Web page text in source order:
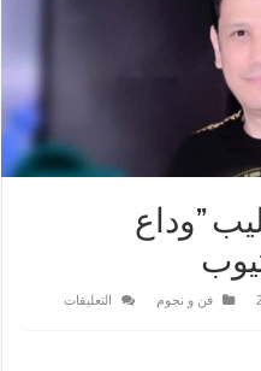
”وداع
فن و نجوم التعليقات